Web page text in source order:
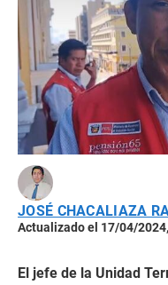
JOSÉ CHACALIAZA
Actualizado el 17/04/
El jefe de la Unidad